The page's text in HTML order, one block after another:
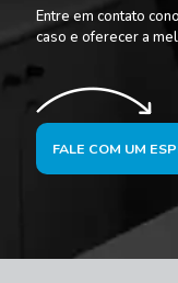
Entre em contato
caso e oferecer a
FALE COM UM